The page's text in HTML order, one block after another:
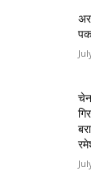
चेन